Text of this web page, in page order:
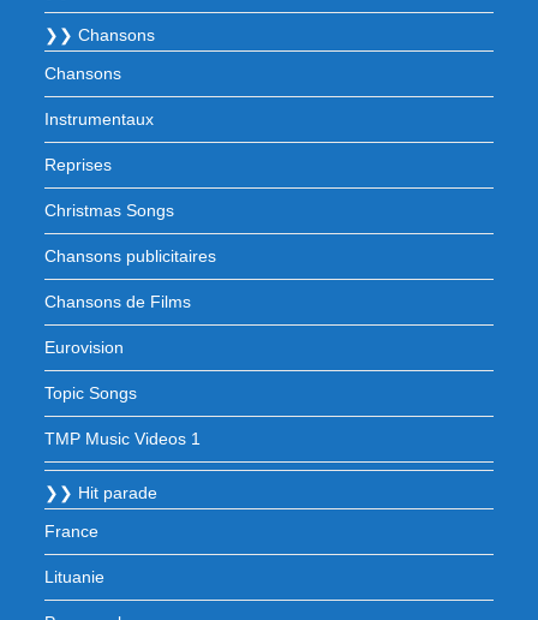
❯❯ Chansons
Chansons
Instrumentaux
Reprises
Christmas Songs
Chansons publicitaires
Chansons de Films
Eurovision
Topic Songs
TMP Music Videos 1
❯❯ Hit parade
France
Lituanie